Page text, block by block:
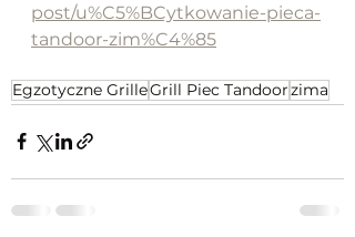
post/u%C5%BCytkowanie-pieca-
tandoor-zim%C4%85
Egzotyczne GrilleGrill Piec Tandoorzima